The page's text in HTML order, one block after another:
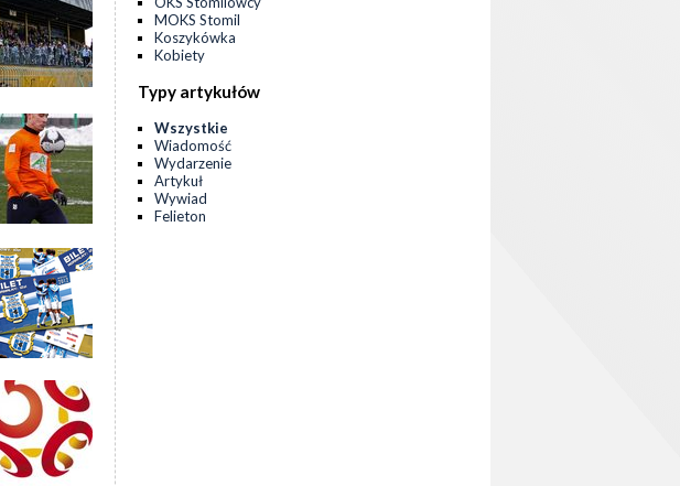
MOKS Stomil
Koszykówka
Kobiety
Typy artykułów
Wszystkie
Wiadomość
Wydarzenie
Artykuł
Wywiad
Felieton